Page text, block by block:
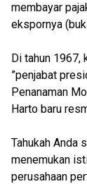
membayar
ekspornya
Di tahun 1967,
”penjabat
Penanaman
Harto baru
Tahukah Anda
menemukan
perusahaan